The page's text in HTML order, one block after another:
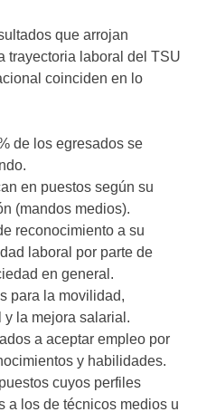
que arrojan
trayectoria laboral del TSU
coinciden en lo
de los egresados se
en puestos según su
(mandos medios).
reconocimiento a su
laboral por parte de
en general.
para la movilidad,
y la mejora salarial.
a aceptar empleo por
y habilidades.
cuyos perfiles
a los de técnicos medios u